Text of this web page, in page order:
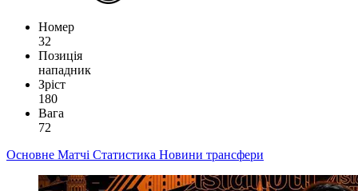
Номер
32
Позиція
нападник
Зріст
180
Вага
72
Основне Матчі Статистика Новини трансфери